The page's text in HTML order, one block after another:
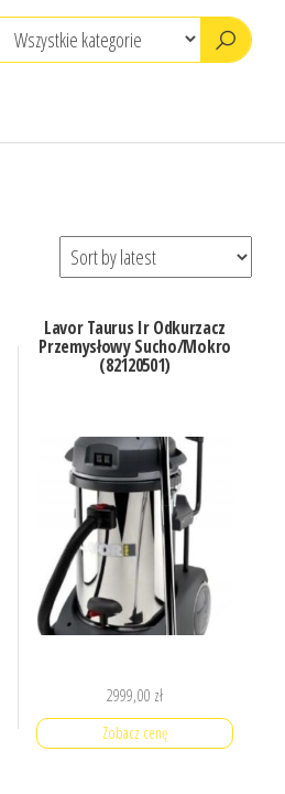
Lavor Taurus Ir Odkurzacz
Przemysłowy Sucho/Mokro
(82120501)
2999,00 zł
Zobacz cenę